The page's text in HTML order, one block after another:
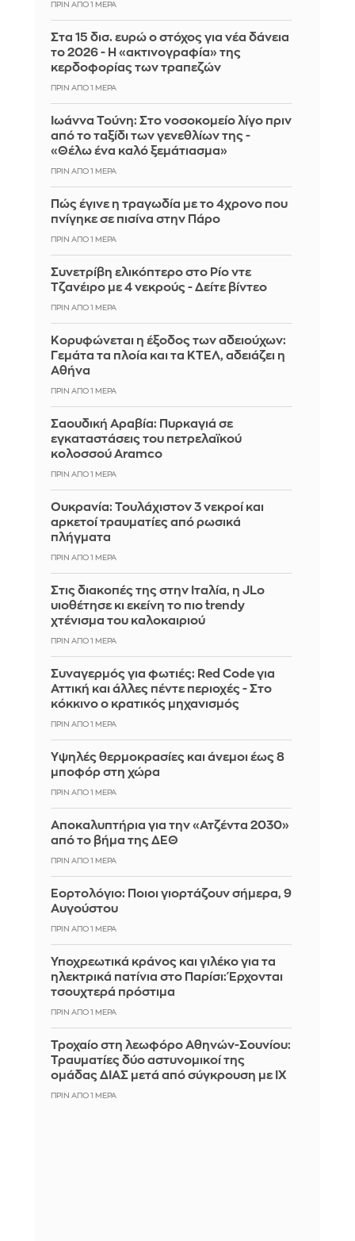
ΠΡΙΝ ΑΠΌ 1 ΜΈΡΑ
Στα 15 δισ. ευρώ ο στόχος για νέα δάνεια
το 2026 - Η «ακτινογραφία» της
κερδοφορίας των τραπεζών
ΠΡΙΝ ΑΠΌ 1 ΜΈΡΑ
Ιωάννα Τούνη: Στο νοσοκομείο λίγο πριν
από το ταξίδι των γενεθλίων της -
«Θέλω ένα καλό ξεμάτιασμα»
ΠΡΙΝ ΑΠΌ 1 ΜΈΡΑ
Πώς έγινε η τραγωδία με το 4χρονο που
πνίγηκε σε πισίνα στην Πάρο
ΠΡΙΝ ΑΠΌ 1 ΜΈΡΑ
Συνετρίβη ελικόπτερο στο Ρίο ντε
Τζανέιρο με 4 νεκρούς - Δείτε βίντεο
ΠΡΙΝ ΑΠΌ 1 ΜΈΡΑ
Κορυφώνεται η έξοδος των αδειούχων:
Γεμάτα τα πλοία και τα ΚΤΕΛ, αδειάζει η
Αθήνα
ΠΡΙΝ ΑΠΌ 1 ΜΈΡΑ
Σαουδική Αραβία: Πυρκαγιά σε
εγκαταστάσεις του πετρελαϊκού
κολοσσού Aramco
ΠΡΙΝ ΑΠΌ 1 ΜΈΡΑ
Ουκρανία: Τουλάχιστον 3 νεκροί και
αρκετοί τραυματίες από ρωσικά
πλήγματα
ΠΡΙΝ ΑΠΌ 1 ΜΈΡΑ
Στις διακοπές της στην Ιταλία, η JLo
υιοθέτησε κι εκείνη το πιο trendy
χτένισμα του καλοκαιριού
ΠΡΙΝ ΑΠΌ 1 ΜΈΡΑ
Συναγερμός για φωτιές: Red Code για
Αττική και άλλες πέντε περιοχές - Στο
κόκκινο ο κρατικός μηχανισμός
ΠΡΙΝ ΑΠΌ 1 ΜΈΡΑ
Υψηλές θερμοκρασίες και άνεμοι έως 8
μποφόρ στη χώρα
ΠΡΙΝ ΑΠΌ 1 ΜΈΡΑ
Αποκαλυπτήρια για την «Ατζέντα 2030»
από το βήμα της ΔΕΘ
ΠΡΙΝ ΑΠΌ 1 ΜΈΡΑ
Εορτολόγιο: Ποιοι γιορτάζουν σήμερα, 9
Αυγούστου
ΠΡΙΝ ΑΠΌ 1 ΜΈΡΑ
Υποχρεωτικά κράνος και γιλέκο για τα
ηλεκτρικά πατίνια στο Παρίσι: Έρχονται
τσουχτερά πρόστιμα
ΠΡΙΝ ΑΠΌ 1 ΜΈΡΑ
Τροχαίο στη λεωφόρο Αθηνών-Σουνίου:
Τραυματίες δύο αστυνομικοί της
ομάδας ΔΙΑΣ μετά από σύγκρουση με ΙΧ
ΠΡΙΝ ΑΠΌ 1 ΜΈΡΑ